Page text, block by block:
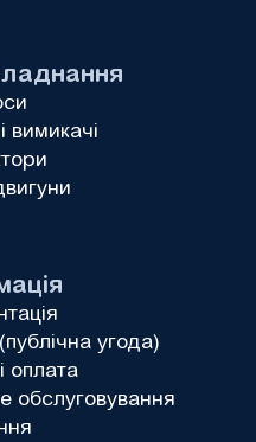
угода)
оплата
обслуговування
вимикачі